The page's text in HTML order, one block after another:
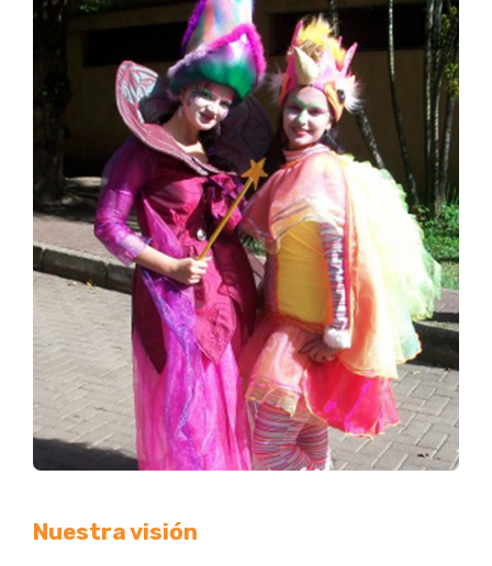
Nuestra visión